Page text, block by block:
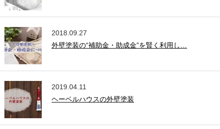
2018.09.27
外壁塗装の“補助金・助成金”を賢く利用し…
2019.04.11
ヘーベルハウスの外壁塗装